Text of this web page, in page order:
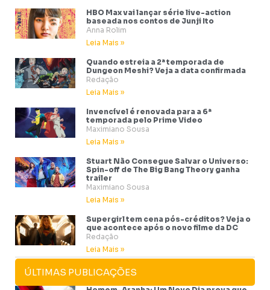
HBO Max vai lançar série live-action
baseada nos contos de Junji Ito
Anna Rolim
Leia Mais »
Quando estreia a 2ª temporada de
Dungeon Meshi? Veja a data confirmada
Redação
Leia Mais »
Invencível é renovada para a 6ª
temporada pelo Prime Video
Maximiano Sousa
Leia Mais »
Stuart Não Consegue Salvar o Universo:
Spin-off de The Big Bang Theory ganha
trailer
Maximiano Sousa
Leia Mais »
Supergirl tem cena pós-créditos? Veja o
que acontece após o novo filme da DC
Redação
Leia Mais »
ÚLTIMAS PUBLICAÇÕES